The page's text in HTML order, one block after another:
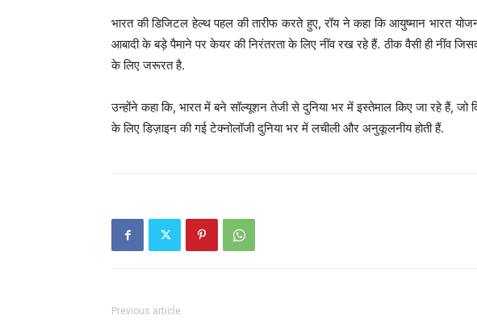
भारत की डिजिटल हेल्थ पहल की तारीफ करते हुए, रॉय ने कहा कि आयुष्मान भारत
आबादी के बड़े पैमाने पर केयर की निरंतरता के लिए नींव रख रहे हैं. ठीक वैसी ही नींव
के लिए जरूरत है.
उन्होंने कहा कि, भारत में बने सॉल्यूशन तेजी से दुनिया भर में इस्तेमाल किए जा रहे हैं, जो
के लिए डिज़ाइन की गई टेक्नोलॉजी दुनिया भर में लचीली और अनुकूलनीय होती हैं.
Previous article